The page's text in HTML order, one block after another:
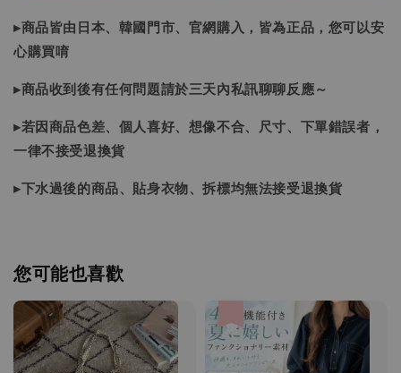
▸商品皆由日本、韓國門市、官網購入，皆為正品，您可以安
心購買唷
▸商品收到後有任何問題請於三天內私訊聊聊反應～
▸若因商品色差、個人喜好、想像不合、尺寸、下單錯誤者，
一律不接受退換貨
▸下水過後的商品、貼身衣物、拆標均無法接受退換貨
您可能也喜歡